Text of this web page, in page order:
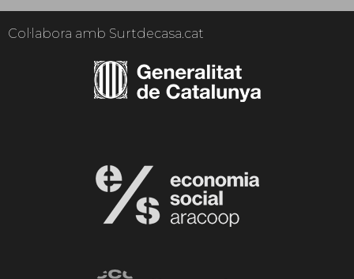
Col·labora amb Surtdecasa.cat